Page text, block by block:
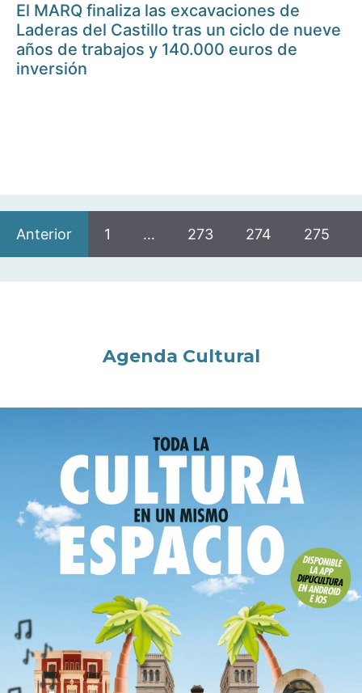
El MARQ finaliza las excavaciones de
Laderas del Castillo tras un ciclo de nueve
años de trabajos y 140.000 euros de
inversión
Anterior 1 … 273 274 275
Agenda Cultural